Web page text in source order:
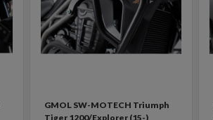
GMOL SW-MOTECH Triumph
Tiger 1200/Explorer (15-)